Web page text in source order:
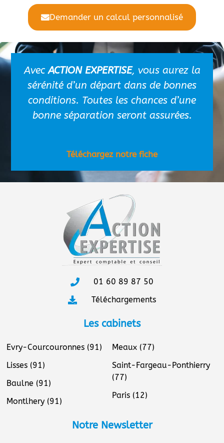
Demander un calcul personnalisé
AvecACTION EXPERTISE, vous aurez la
sérénité d’un départ dans de bonnes
conditions. Toutes les chances d’une
bonne séparation seront assurées.
Téléchargez notre fiche
01 60 89 87 50
Téléchargements
Les cabinets
Evry-Courcouronnes (91)
Lisses (91)
Baulne (91)
Montlhery (91)
Meaux (77)
Saint-Fargeau-Ponthierry
(77)
Paris (12)
Notre Newsletter